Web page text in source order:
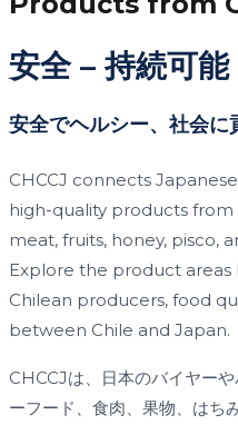
安全 – 持続可
安全でヘルシー、社会に
CHCCJ connects
high-quality products from
meat, fruits, honey, pisco,
Explore the product
Chilean producers, food
between Chile and Japan.
CHCCJは、日本のバイヤー
ーフード、食肉、果物、はち